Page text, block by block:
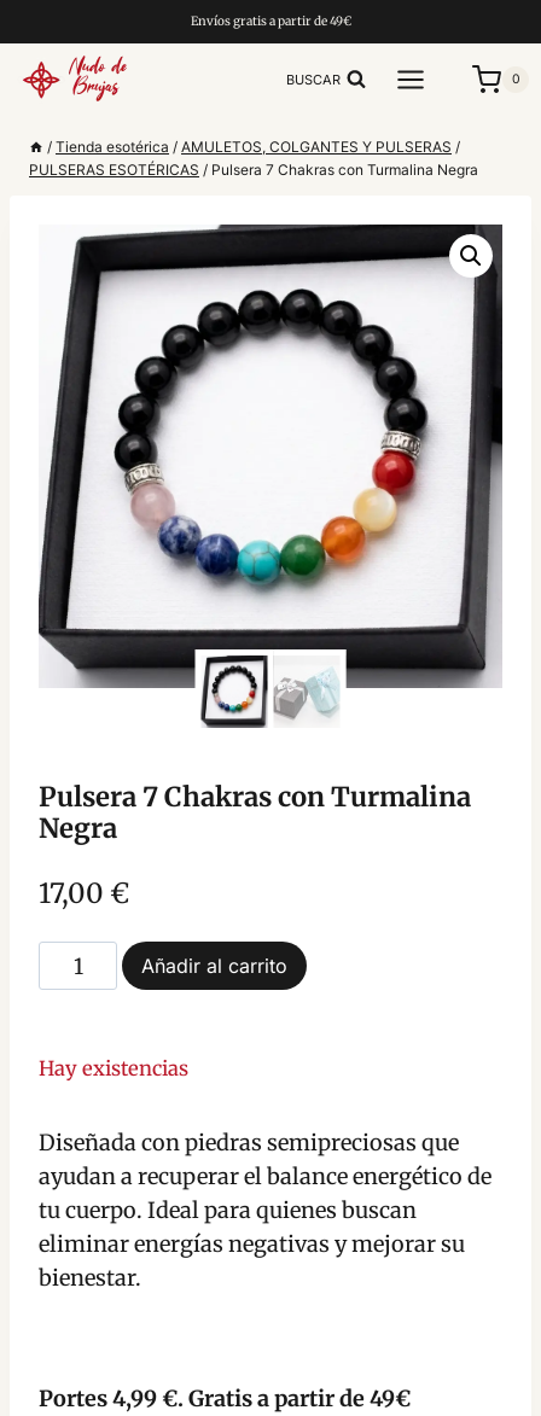
al
contenido
Envíos gratis a partir de 49€
BUSCAR 0
/ Tienda esotérica / AMULETOS, COLGANTES Y PULSERAS /
PULSERAS ESOTÉRICAS / Pulsera 7 Chakras con Turmalina Negra
Pulsera 7 Chakras con Turmalina
Negra
17,00 €
Diseñada con piedras semipreciosas que
ayudan a recuperar el balance energético de
tu cuerpo. Ideal para quienes buscan
eliminar energías negativas y mejorar su
bienestar.
Hay existencias
Pulsera
7
con
Negra
cantidad
Añadir al carrito
Portes 4,99 €. Gratis a partir de 49€